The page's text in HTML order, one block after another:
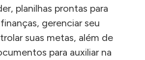
planilhas prontas para
gerenciar seu
suas metas, além de
para auxiliar na